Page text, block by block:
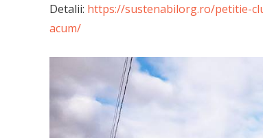
Detalii: https://sustenabilorg.ro/petitie-
acum/